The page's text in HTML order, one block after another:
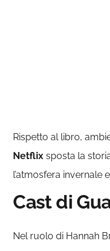
Rispetto al libro,
Netflix sposta la
l’atmosfera invernale
Cast di
Nel ruolo di Hannah